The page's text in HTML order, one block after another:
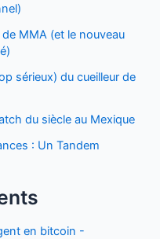
MMA (et le nouveau
sérieux) du cueilleur de
du siècle au Mexique
: Un Tandem
en bitcoin -